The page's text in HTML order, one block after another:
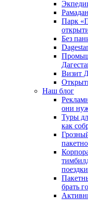
Парк
Без
Визит
Наш блог
они
Туры
как
поездки
брать